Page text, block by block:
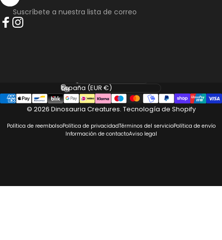
Suscríbete a nuestra lista de correo
© 2026 Dinosauria Creatures. Tecnología de Shopify
Política de reembolsoPolítica de privacidadTérminos del servicioPolítica de envío
Información de contactoAviso legal
Idioma
País/región